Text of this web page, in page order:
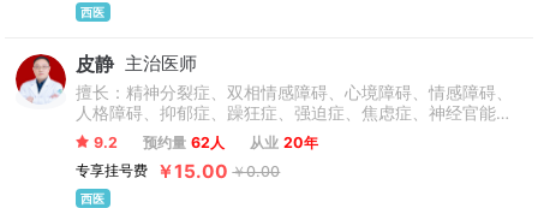
西医
皮静 主治医师
擅长：精神分裂症、双相情感障碍、心境障碍、情感障碍、
人格障碍、抑郁症、躁狂症、强迫症、焦虑症、神经官能
症、失眠症、青少年躁狂抑郁、青少年心理干预等精神疾病
的治疗与干预。
9.2 预约量 62人 从业 20年
专享挂号费
￥15.00 ￥0.00
西医